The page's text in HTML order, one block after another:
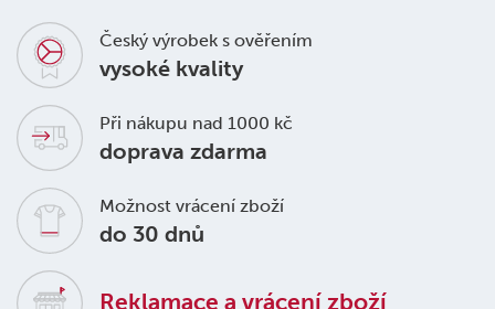
Český výrobek s ověřením
vysoké kvality
Při nákupu nad 1000 kč
doprava zdarma
Možnost vrácení zboží
do 30 dnů
Reklamace a vrácení zboží